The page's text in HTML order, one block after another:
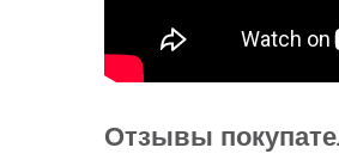
Отзывы